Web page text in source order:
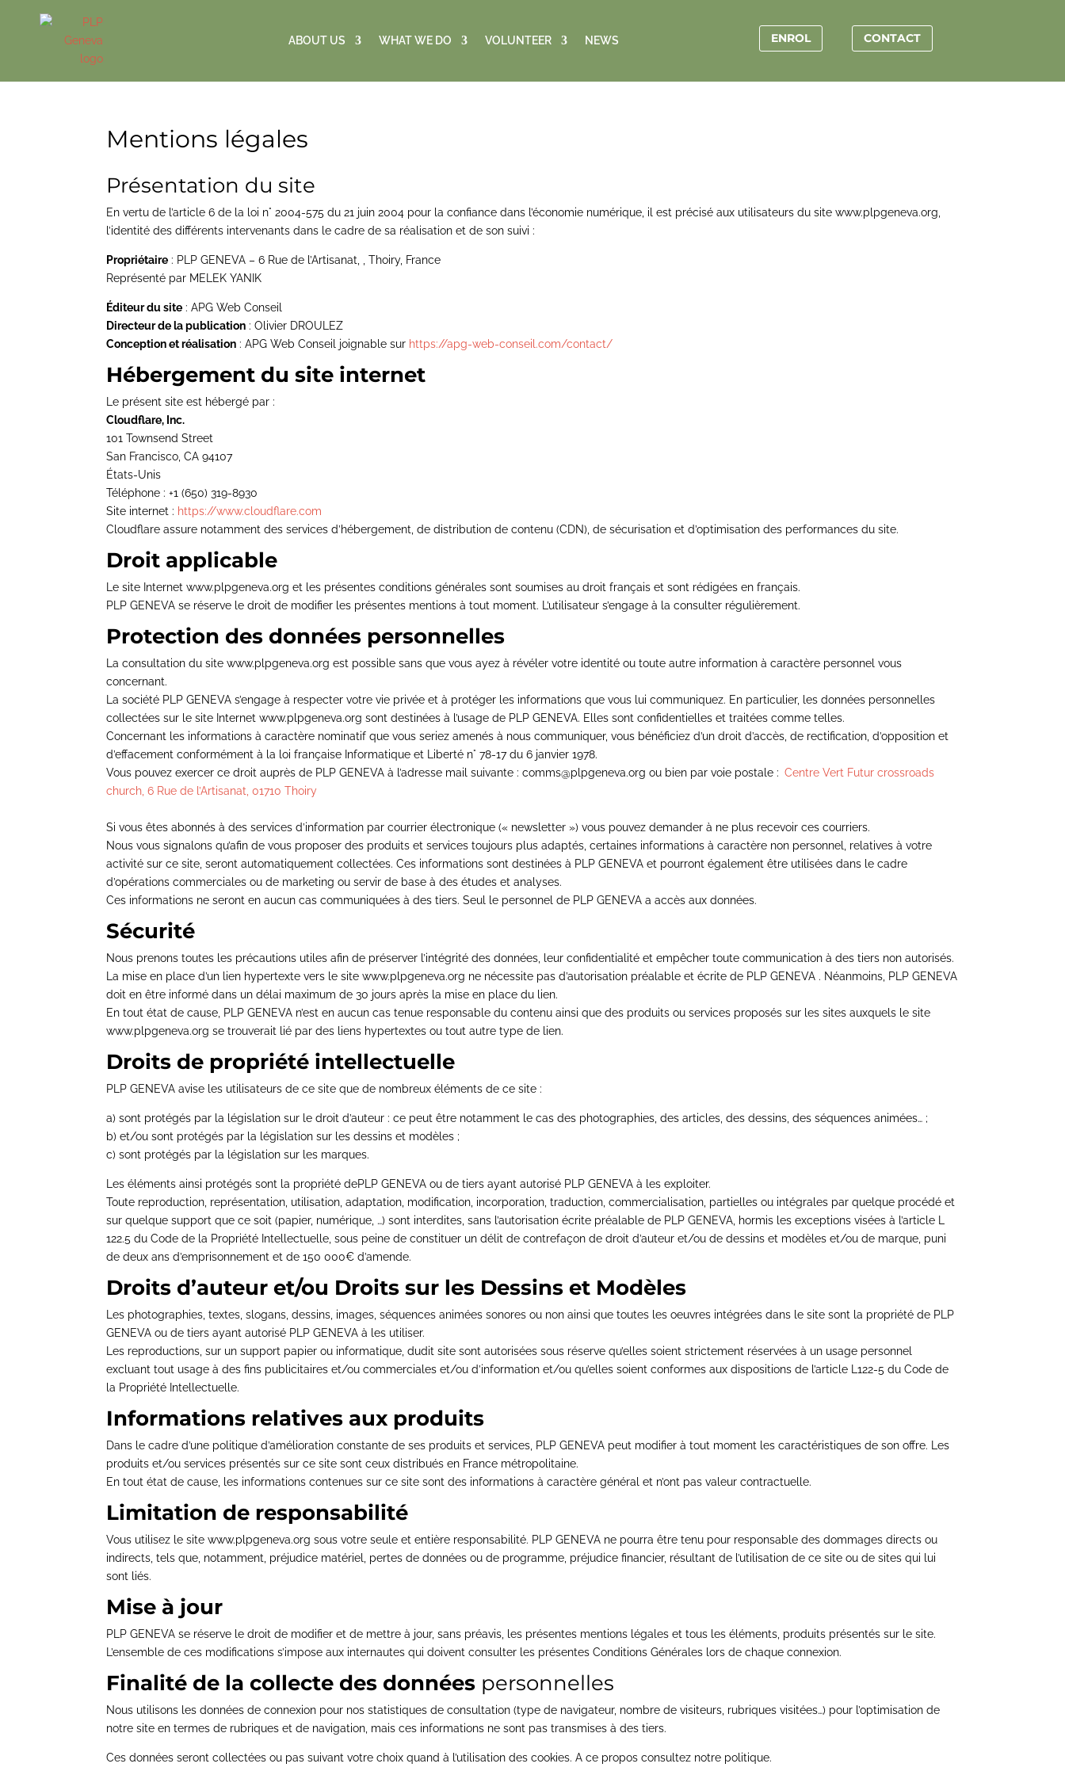
ABOUT US WHAT WE DO VOLUNTEER NEWS ENROL CONTACT
Mentions légales
Présentation du site
En vertu de l’article 6 de la loi n° 2004-575 du 21 juin 2004 pour la confiance dans l’économie numérique, il est précisé aux utilisateurs du site www.plpgeneva.org,
l’identité des différents intervenants dans le cadre de sa réalisation et de son suivi :
Propriétaire : PLP GENEVA –6 Rue de l’Artisanat, , Thoiry, France
Représenté par MELEK YANIK
Éditeur du site : APG Web Conseil
Directeur de la publication : Olivier DROULEZ
Conception et réalisation : APG Web Conseil joignable sur https://apg-web-conseil.com/contact/
Hébergement du site internet
Le présent site est hébergé par :
Cloudflare, Inc.
101 Townsend Street
San Francisco, CA 94107
États-Unis
Téléphone : +1 (650) 319-8930
Site internet : https://www.cloudflare.com
Cloudflare assure notamment des services d’hébergement, de distribution de contenu (CDN), de sécurisation et d’optimisation des performances du site.
Droit applicable
Le site Internet www.plpgeneva.org et les présentes conditions générales sont soumises au droit français et sont rédigées en français.
PLP GENEVA se réserve le droit de modifier les présentes mentions à tout moment. L’utilisateur s’engage à la consulter régulièrement.
Protection des données personnelles
La consultation du site www.plpgeneva.org est possible sans que vous ayez à révéler votre identité ou toute autre information à caractère personnel vous
concernant.
La société PLP GENEVA s’engage à respecter votre vie privée et à protéger les informations que vous lui communiquez. En particulier, les données personnelles
collectées sur le site Internet www.plpgeneva.org sont destinées à l’usage de PLP GENEVA. Elles sont confidentielles et traitées comme telles.
Concernant les informations à caractère nominatif que vous seriez amenés à nous communiquer, vous bénéficiez d’un droit d’accès, de rectification, d’opposition et
d’effacement conformément à la loi française Informatique et Liberté n° 78-17 du 6 janvier 1978.
Vous pouvez exercer ce droit auprès de PLP GENEVA à l’adresse mail suivante : comms@plpgeneva.org ou bien par voie postale : Centre Vert Futur crossroads
church, 6 Ruede l’Artisanat, 01710 Thoiry
Si vous êtes abonnés à des services d’information par courrier électronique (« newsletter ») vous pouvez demander à ne plus recevoir ces courriers.
Nous vous signalons qu’afin de vous proposer des produits et services toujours plus adaptés, certaines informations à caractère non personnel, relatives à votre
activité sur ce site, seront automatiquement collectées. Ces informations sont destinées à PLP GENEVA et pourront également être utilisées dans le cadre
d’opérations commerciales ou de marketing ou servir de base à des études et analyses.
Ces informations ne seront en aucun cas communiquées à des tiers. Seul le personnel de PLP GENEVA a accès aux données.
Sécurité
Nous prenons toutes les précautions utiles afin de préserver l’intégrité des données, leur confidentialité et empêcher toute communication à des tiers non autorisés.
La mise en place d’un lien hypertexte vers le site www.plpgeneva.org ne nécessite pas d’autorisation préalable et écrite de PLP GENEVA . Néanmoins, PLP GENEVA
doit en être informé dans un délai maximum de 30 jours après la mise en place du lien.
En tout état de cause, PLP GENEVA n’est en aucun cas tenue responsable du contenu ainsi que des produits ou services proposés sur les sites auxquels le site
www.plpgeneva.org se trouverait lié par des liens hypertextes ou tout autre type de lien.
Droits de propriété intellectuelle
PLP GENEVA avise les utilisateurs de ce site que de nombreux éléments de ce site :
a) sont protégés par la législation sur le droit d’auteur : ce peut être notamment le cas des photographies, des articles, des dessins, des séquences animées… ;
b) et/ou sont protégés par la législation sur les dessins et modèles ;
c) sont protégés par la législation sur les marques.
Les éléments ainsi protégés sont la propriété dePLP GENEVA ou de tiers ayant autorisé PLP GENEVA à les exploiter.
Toute reproduction, représentation, utilisation, adaptation, modification, incorporation, traduction, commercialisation, partielles ou intégrales par quelque procédé et
sur quelque support que ce soit (papier, numérique, …) sont interdites, sans l’autorisation écrite préalable de PLP GENEVA, hormis les exceptions visées à l’article L
122.5 du Code de la Propriété Intellectuelle, sous peine de constituer un délit de contrefaçon de droit d’auteur et/ou de dessins et modèles et/ou de marque, puni
de deux ans d’emprisonnement et de 150 000€ d’amende.
Droits d’auteur et/ou Droits sur les Dessins et Modèles
Les photographies, textes, slogans, dessins, images, séquences animées sonores ou non ainsi que toutes les oeuvres intégrées dans le site sont la propriété de PLP
GENEVA ou de tiers ayant autorisé PLP GENEVA à les utiliser.
Les reproductions, sur un support papier ou informatique, dudit site sont autorisées sous réserve qu’elles soient strictement réservées à un usage personnel
excluant tout usage à des fins publicitaires et/ou commerciales et/ou d’information et/ou qu’elles soient conformes aux dispositions de l’article L122-5 du Code de
la Propriété Intellectuelle.
Informations relatives aux produits
Dans le cadre d’une politique d’amélioration constante de ses produits et services, PLP GENEVA peut modifier à tout moment les caractéristiques de son offre. Les
produits et/ou services présentés sur ce site sont ceux distribués en France métropolitaine.
En tout état de cause, les informations contenues sur ce site sont des informations à caractère général et n’ont pas valeur contractuelle.
Limitation de responsabilité
Vous utilisez le site www.plpgeneva.org sous votre seule et entière responsabilité. PLP GENEVA ne pourra être tenu pour responsable des dommages directs ou
indirects, tels que, notamment, préjudice matériel, pertes de données ou de programme, préjudice financier, résultant de l’utilisation de ce site ou de sites qui lui
sont liés.
Mise à jour
PLP GENEVA se réserve le droit de modifier et de mettre à jour, sans préavis, les présentes mentions légales et tous les éléments, produits présentés sur le site.
L’ensemble de ces modifications s’impose aux internautes qui doivent consulter les présentes Conditions Générales lors de chaque connexion.
Finalité de la collecte des données personnelles
Nous utilisons les données de connexion pour nos statistiques de consultation (type de navigateur, nombre de visiteurs, rubriques visitées…) pour l’optimisation de
notre site en termes de rubriques et de navigation, mais ces informations ne sont pas transmises à des tiers.
Ces données seront collectées ou pas suivant votre choix quand à l’utilisation des cookies. A ce propos consultez notre politique.